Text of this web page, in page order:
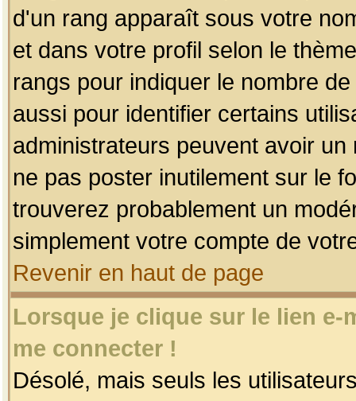
d'un rang apparaît sous votre
et dans votre profil selon le
rangs pour indiquer le nombre
aussi pour identifier certains
administrateurs peuvent avoir
ne pas poster inutilement sur le
trouverez probablement un
simplement votre compte de
Revenir en haut de page
Lorsque je clique sur le lien
me connecter !
Désolé, mais seuls les